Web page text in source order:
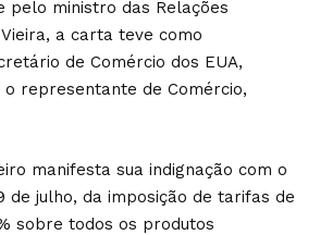
pelo ministro das Relações
a carta teve como
de Comércio dos EUA,
representante de Comércio,
manifesta sua indignação com o
de julho, da imposição de tarifas de
sobre todos os produtos